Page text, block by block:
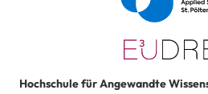
Hochschule für Angewandte